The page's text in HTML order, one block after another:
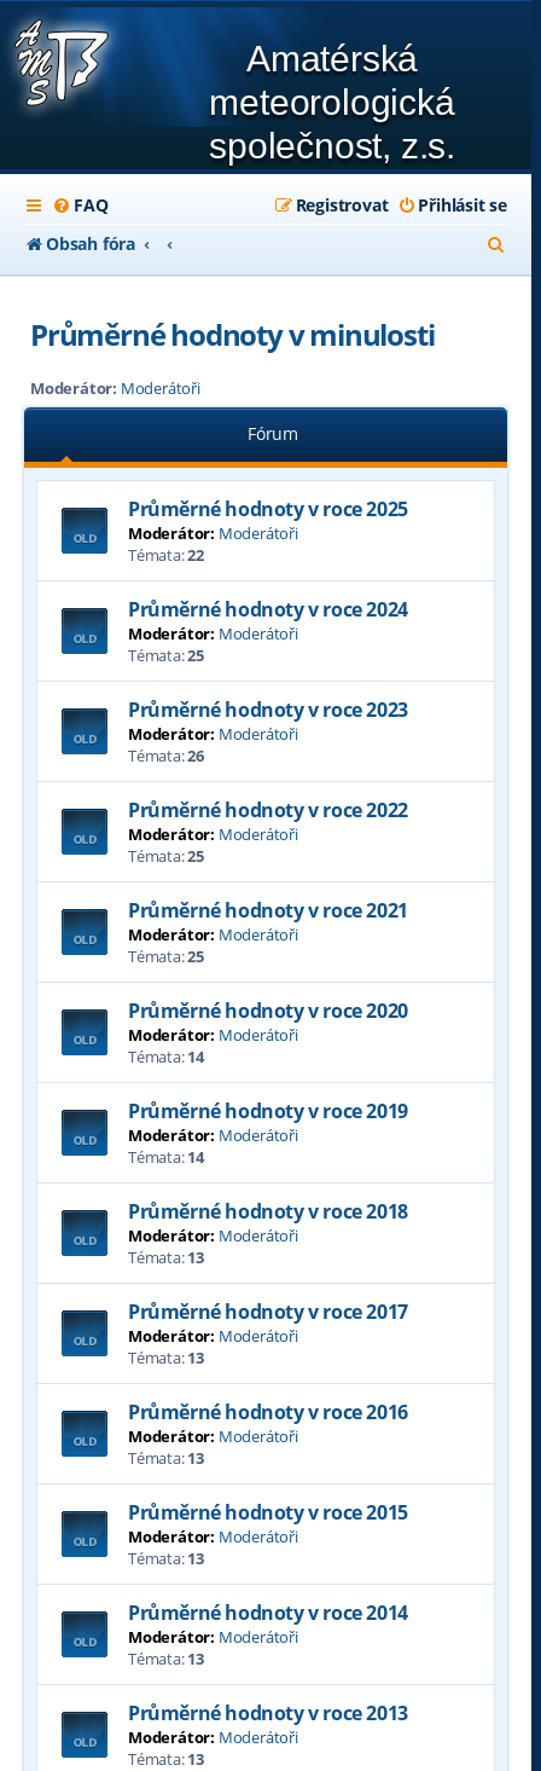
Amatérská
meteorologická
společnost, z.s.
FAQ Přihlásit se
Registrovat
Obsah fóra
l
Průměrné hodnoty v minulosti
Moderátor: Moderátoři
Fórum
Průměrné hodnoty v roce 2025
Moderátor: Moderátoři
Témata:22
Průměrné hodnoty v roce 2024
Moderátor: Moderátoři
Témata:25
Průměrné hodnoty v roce 2023
Moderátor: Moderátoři
Témata:26
Průměrné hodnoty v roce 2022
Moderátor: Moderátoři
Témata:25
Průměrné hodnoty v roce 2021
Moderátor: Moderátoři
Témata:25
Průměrné hodnoty v roce 2020
Moderátor: Moderátoři
Témata:14
Průměrné hodnoty v roce 2019
Moderátor: Moderátoři
Témata:14
Průměrné hodnoty v roce 2018
Moderátor: Moderátoři
Témata:13
Průměrné hodnoty v roce 2017
Moderátor: Moderátoři
Témata:13
Průměrné hodnoty v roce 2016
Moderátor: Moderátoři
Témata:13
Průměrné hodnoty v roce 2015
Moderátor: Moderátoři
Témata:13
Průměrné hodnoty v roce 2014
Moderátor: Moderátoři
Témata:13
Průměrné hodnoty v roce 2013
Moderátor: Moderátoři
Témata:13